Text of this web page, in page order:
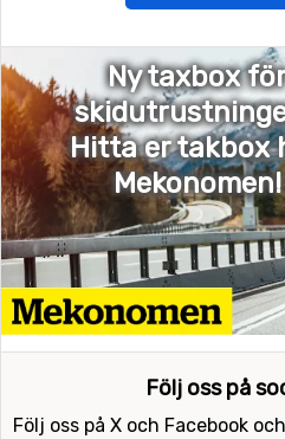
Ny taxbox
Hitta er takbox
Mekonomen!
Följ oss på
Följ oss på X och Facebook